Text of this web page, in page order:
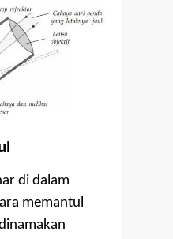
di dalam
memantul